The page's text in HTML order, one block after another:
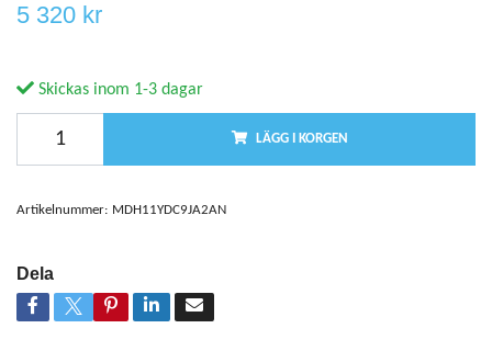
5 320 kr
Skickas inom 1-3 dagar
LÄGG I KORGEN
Artikelnummer: MDH11YDC9JA2AN
Dela